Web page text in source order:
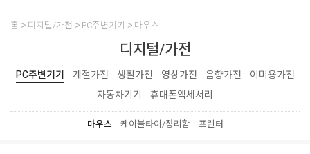
홈 디지털/가전 PC주변기기 마우스
디지털/가전
PC주변기기 계절가전 생활가전 영상가전 음향가전
이미용가전
자동차기기
휴대폰액세서리
마우스 케이블타이/정리함 프린터